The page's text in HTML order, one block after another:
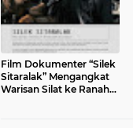
Film Dokumenter “Silek
Sitaralak” Mengangkat
Warisan Silat ke Ranah